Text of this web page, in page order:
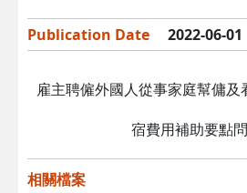
Publication Date 2022-06-01
雇主聘僱外國人從事家庭幫傭
宿費用補助要點
相關檔案